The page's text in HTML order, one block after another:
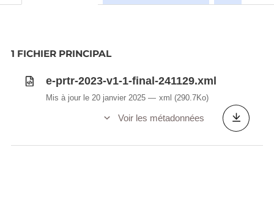
1 FICHIER PRINCIPAL
e-prtr-2023-v1-1-final-241129.xml
Mis à jour le 20 janvier 2025 xml (290.7Ko)
Voir les métadonnées